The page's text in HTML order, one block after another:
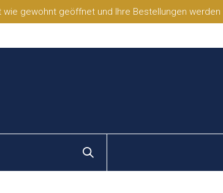
gewohnt geöffnet und Ihre Bestellungen